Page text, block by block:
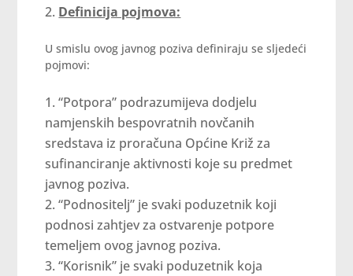
Definicija pojmova:
U smislu ovog javnog poziva definiraju se sljedeći
pojmovi:
“Potpora” podrazumijeva dodjelu
namjenskih bespovratnih novčanih
sredstava iz proračuna Općine Križ za
sufinanciranje aktivnosti koje su predmet
javnog poziva.
“Podnositelj” je svaki poduzetnik koji
podnosi zahtjev za ostvarenje potpore
temeljem ovog javnog poziva.
“Korisnik” je svaki poduzetnik koja